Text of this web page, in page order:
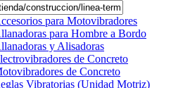
para Motovibradores
para Hombre a Bordo
y Alisadoras
de Concreto
de Concreto
Vibratorias (Unidad Motriz)